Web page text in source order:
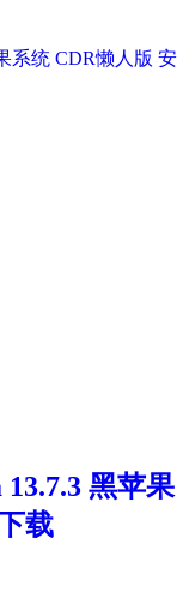
13.7.3 黑苹果
载